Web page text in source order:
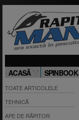
ACASĂ SPINBOOK
TOATE ARTICOLELE
TEHNICĂ
APE DE RĂPITOR